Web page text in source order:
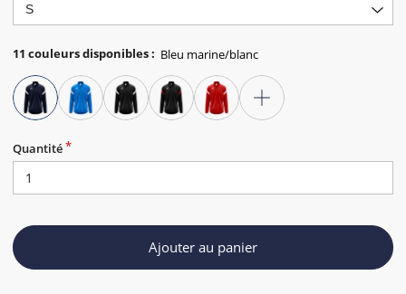
11 couleurs disponibles:
Quantité
Ajouter au panier